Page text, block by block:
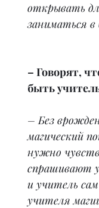
открывать
заниматься в
– Говорят,
быть
– Без
магический
нужно
спрашивают
и учитель
учителя